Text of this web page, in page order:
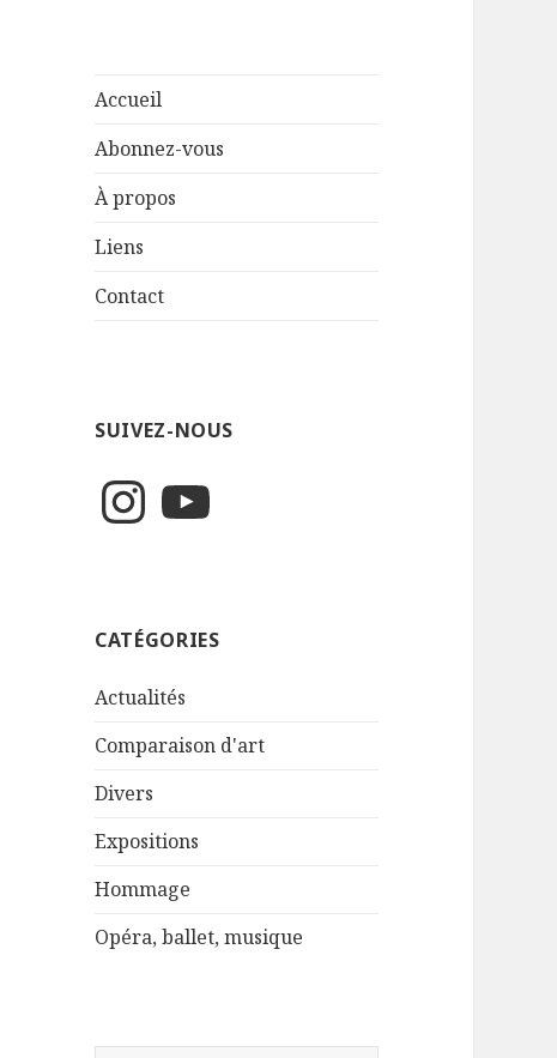
Accueil
Abonnez-vous
À propos
Liens
Contact
SUIVEZ-NOUS
InstagramYouTube
CATÉGORIES
Actualités
Comparaison d'art
Divers
Expositions
Hommage
Opéra, ballet, musique